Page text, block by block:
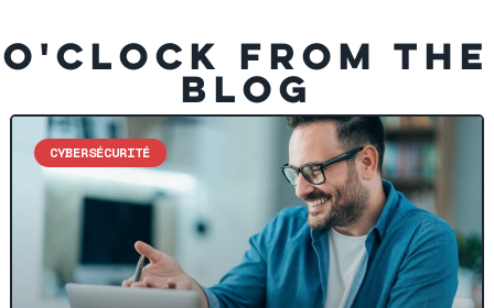
O'CLOCK FROM THE
BLOG
CYBERSÉCURITÉ